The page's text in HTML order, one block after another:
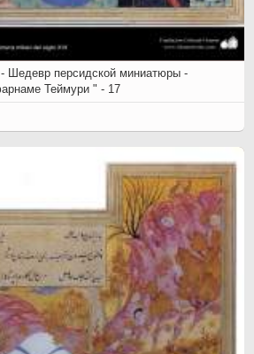
- Шедевр персидской миниатюры -
Теймури " - 17